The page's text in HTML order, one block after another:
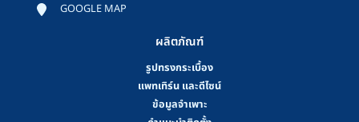
GOOGLE MAP
ผลิตภัณฑ์
รูปทรงกระเบื้อง
แพทเทิร์น และดีไซน์
ข้อมูลจำเพาะ